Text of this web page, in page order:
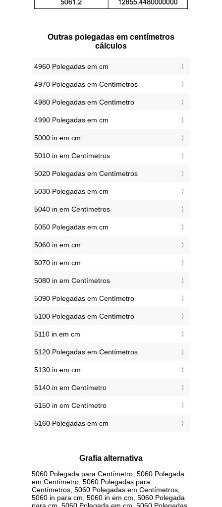
Outras polegadas em centímetros
cálculos
4960 Polegadas em cm
4970 Polegadas em Centímetros
4980 Polegadas em Centímetro
4990 Polegadas em cm
5000 in em cm
5010 in em Centímetros
5020 Polegadas em Centímetros
5030 Polegadas em cm
5040 in em Centímetros
5050 Polegadas em cm
5060 in em cm
5070 in em cm
5080 in em Centímetros
5090 Polegadas em Centímetro
5100 Polegadas em Centímetro
5110 in em cm
5120 Polegadas em Centímetros
5130 in em cm
5140 in em Centímetro
5150 in em Centímetro
5160 Polegadas em cm
Grafia alternativa
5060 Polegada para Centímetro, 5060 Polegada
em Centímetro, 5060 Polegadas para
Centímetros, 5060 Polegadas em Centímetros,
5060 in para cm, 5060 in em cm, 5060 Polegada
para cm, 5060 Polegada em cm, 5060 Polegadas